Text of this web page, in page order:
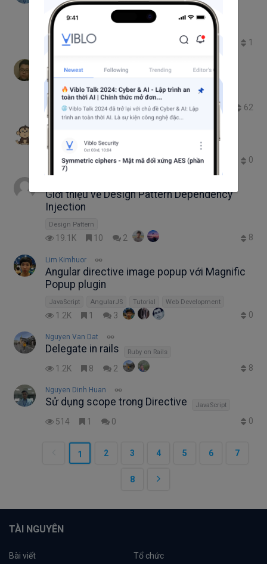
AngularJS
JavaScript
4.1K 1 1
Tìm hiểu về middleware trong ExpressJS
Node.js Express
33.6K 35 7 62
Nghĩa Đoàn Đại
ng-file-upload trong AngularJs AngularJS
6.5K 2 3 0
Giới thiệu về Design Pattern Dependency
Injection
Design Pattern
19.1K 10 2 8
Lim Kimhuor
Angular directive image popup với Magnific
Popup plugin
JavaScript AngularJS Tutorial Web Development
1.2K 1 3 0
Nguyen Van Dat
Delegate in rails Ruby on Rails
1.2K 8 2 8
Nguyen Dinh Huan
Sử dụng scope trong Directive JavaScript
514 1 0 0
1 2 3 4 5 6 7
8
TÀI NGUYÊN
Bài viết Tổ chức